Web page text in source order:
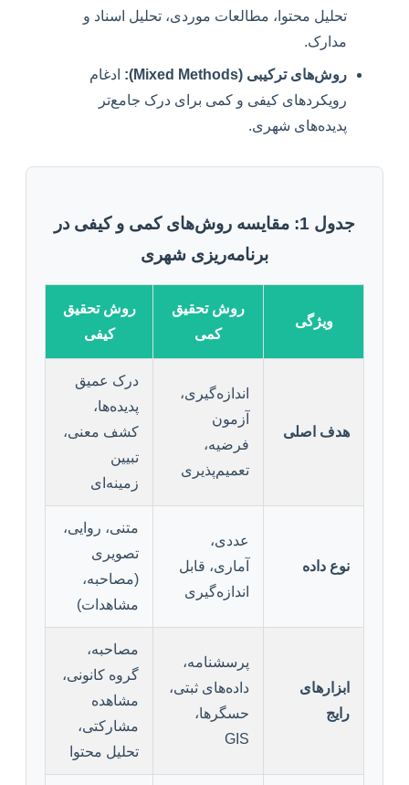
تحلیل محتوا، مطالعات موردی، تحلیل اسناد و
مدارک.
روش‌های ترکیبی (Mixed Methods):
ادغام
رویکردهای کیفی و کمی برای درک جامع‌تر
پدیده‌های شهری.
جدول 1: مقایسه روش‌های کمی و کیفی در
برنامه‌ریزی شهری
ویژگی
روش تحقیق
کمی
روش تحقیق
کیفی
هدف اصلی
اندازه‌گیری،
آزمون
فرضیه،
تعمیم‌پذیری
درک عمیق
پدیده‌ها،
کشف معنی،
تبیین
زمینه‌ای
نوع داده
عددی،
آماری، قابل
اندازه‌گیری
متنی، روایی،
تصویری
(مصاحبه،
مشاهدات)
ابزارهای
رایج
پرسشنامه،
داده‌های ثبتی،
حسگرها،
GIS
مصاحبه،
گروه کانونی،
مشاهده
مشارکتی،
تحلیل محتوا